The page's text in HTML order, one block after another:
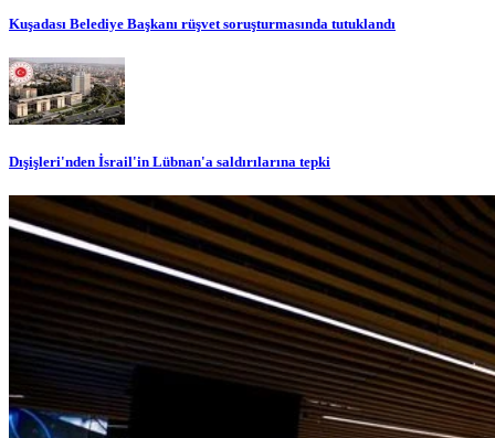
Kuşadası Belediye Başkanı rüşvet soruşturmasında tutuklandı
Dışişleri'nden İsrail'in Lübnan'a saldırılarına tepki